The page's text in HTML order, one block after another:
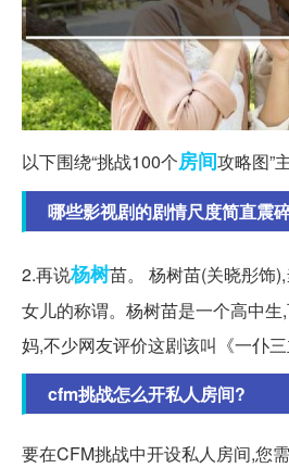
以下围绕“挑战100个房间攻略图”
哪些影视剧的剧情尺度简直震
2.再说杨树苗。 杨树苗(关晓彤饰
女儿的称谓。杨树苗是一个高中
妈,不少网友评价这剧该叫《一仆三
cfm挑战怎么开私人房间?
要在CFM挑战中开设私人房间,您